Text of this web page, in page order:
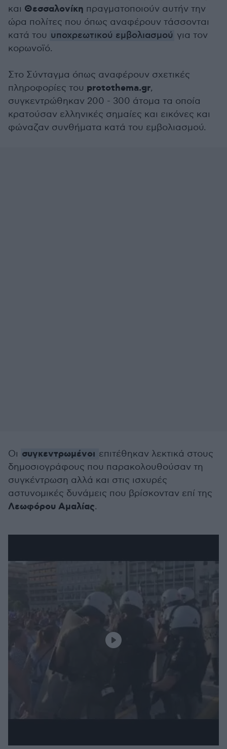
και Θεσσαλονίκη πραγματοποιούν αυτήν την
ώρα πολίτες που όπως αναφέρουν τάσσονται
κατά του υποχρεωτικού εμβολιασμού για τον
κορωνοϊό.
Στο Σύνταγμα όπως αναφέρουν σχετικές
πληροφορίες του protothema.gr,
συγκεντρώθηκαν 200 - 300 άτομα τα οποία
κρατούσαν ελληνικές σημαίες και εικόνες και
φώναζαν συνθήματα κατά του εμβολιασμού.
Οι συγκεντρωμένοι επιτέθηκαν λεκτικά στους
δημοσιογράφους που παρακολουθούσαν τη
συγκέντρωση αλλά και στις ισχυρές
αστυνομικές δυνάμεις που βρίσκονταν επί της
Λεωφόρου Αμαλίας.